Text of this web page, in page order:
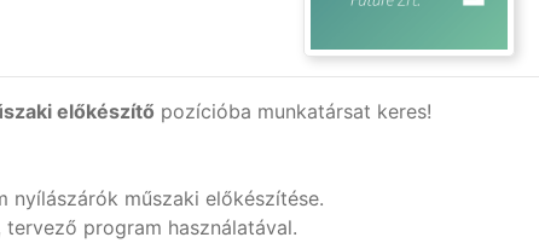
előkészítő pozícióba munkatársat keres!
nyílászárók műszaki előkészítése.
program használatával.